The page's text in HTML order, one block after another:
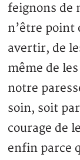
feignons de
n’être point
avertir, de
même de
notre
soin, soit
courage de
enfin parce